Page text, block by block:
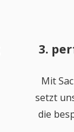
3.
Mit
setzt
die